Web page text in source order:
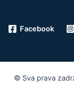
Facebook
© Sva prava